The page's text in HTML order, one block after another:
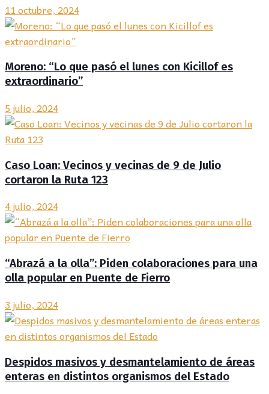
11 octubre, 2024
Moreno: “Lo que pasó el lunes con Kicillof es
extraordinario”
5 julio, 2024
Caso Loan: Vecinos y vecinas de 9 de Julio
cortaron la Ruta 123
4 julio, 2024
“Abrazá a la olla”: Piden colaboraciones para una
olla popular en Puente de Fierro
3 julio, 2024
Despidos masivos y desmantelamiento de áreas
enteras en distintos organismos del Estado